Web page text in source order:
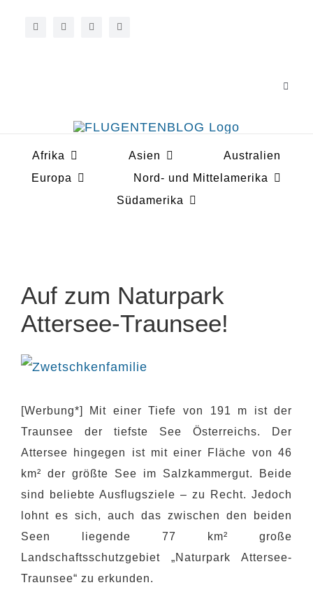
Toggle
Afrika Asien
Australien
Europa
Nord- und Mittelamerika
Südamerika
Auf zum Naturpark
Attersee-Traunsee!
Zeige
Bild
[Werbung*] Mit einer Tiefe von 191 m ist der
Traunsee der tiefste See Österreichs. Der
Attersee hingegen ist mit einer Fläche von 46
km² der größte See im Salzkammergut. Beide
sind beliebte Ausflugsziele – zu Recht. Jedoch
lohnt es sich, auch das zwischen den beiden
Seen liegende 77 km² große
Landschaftsschutzgebiet „Naturpark Attersee-
Traunsee“ zu erkunden.